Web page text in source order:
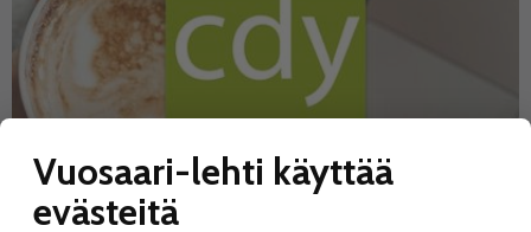
Vuosaari-lehti käyttää
evästeitä